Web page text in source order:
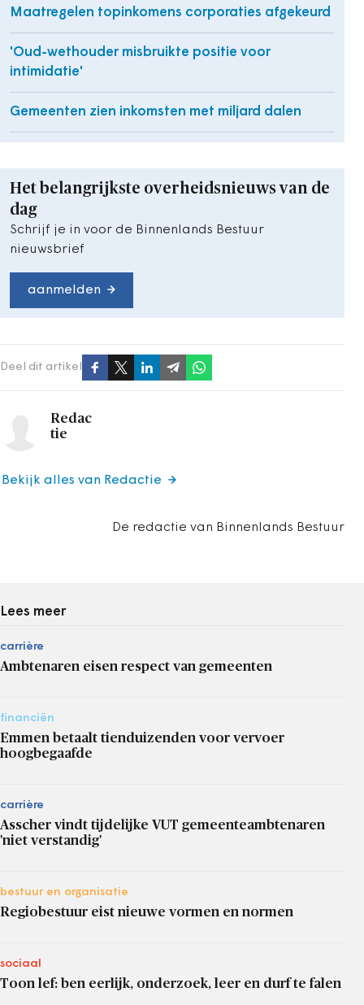
Maatregelen topinkomens corporaties afgekeurd
'Oud-wethouder misbruikte positie voor
intimidatie'
Gemeenten zien inkomsten met miljard dalen
Het belangrijkste overheidsnieuws van de
dag
Schrijf je in voor de Binnenlands Bestuur
nieuwsbrief
aanmelden
Deel dit artikel
Redac
tie
De redactie van Binnenlands Bestuur
Bekijk alles van Redactie
Lees meer
carrière
Ambtenaren eisen respect van gemeenten
financiën
Emmen betaalt tienduizenden voor vervoer
hoogbegaafde
carrière
Asscher vindt tijdelijke VUT gemeenteambtenaren
'niet verstandig'
bestuur en organisatie
Regiobestuur eist nieuwe vormen en normen
sociaal
Toon lef: ben eerlijk, onderzoek, leer en durf te falen